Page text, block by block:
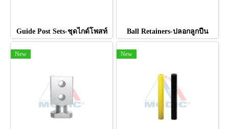
Guide Post Sets-ชุดไกด์โพสท์ Ball Retainers-ปลอกลูกปืน
New New